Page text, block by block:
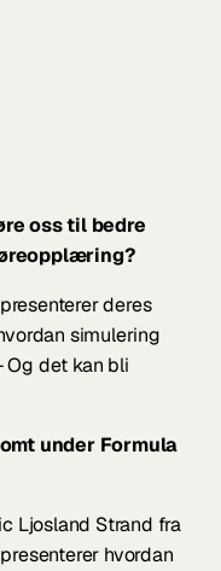
oss til bedre
presenterer deres
simulering
det kan bli
under Formula
Ljosland Strand fra
hvordan